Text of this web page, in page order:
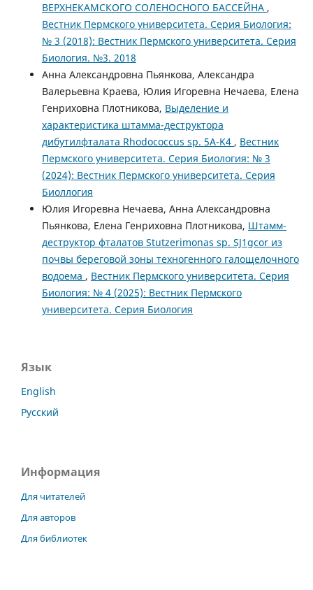
ВЕРХНЕКАМСКОГО СОЛЕНОСНОГО БАССЕЙНА ,
Вестник Пермского университета. Серия Биология:
№ 3 (2018): Вестник Пермского университета. Серия
Биология. №3. 2018
Анна Александровна Пьянкова, Александра
Валерьевна Краева, Юлия Игоревна Нечаева, Елена
Генриховна Плотникова, Выделение и
характеристика штамма-деструктора
дибутилфталата Rhodococcus sp. 5A-K4 , Вестник
Пермского университета. Серия Биология: № 3
(2024): Вестник Пермского университета. Серия
Биоллогия
Юлия Игоревна Нечаева, Анна Александровна
Пьянкова, Елена Генриховна Плотникова, Штамм-
деструктор фталатов Stutzerimonas sp. SJ1gcor из
почвы береговой зоны техногенного галощелочного
водоема , Вестник Пермского университета. Серия
Биология: № 4 (2025): Вестник Пермского
университета. Серия Биология
Язык
English
Русский
Информация
Для читателей
Для авторов
Для библиотек